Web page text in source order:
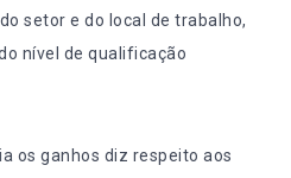
setor e do local de trabalho,
nível de qualificação
os ganhos diz respeito aos